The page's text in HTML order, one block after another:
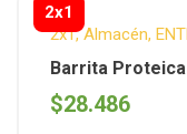
2x1
2x1,Almacén,
Snack Dulce
Barrita
x 10 unid.
$28.486